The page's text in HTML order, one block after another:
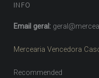
INFO
Email geral:
Mercearia Vencedora
Recommended